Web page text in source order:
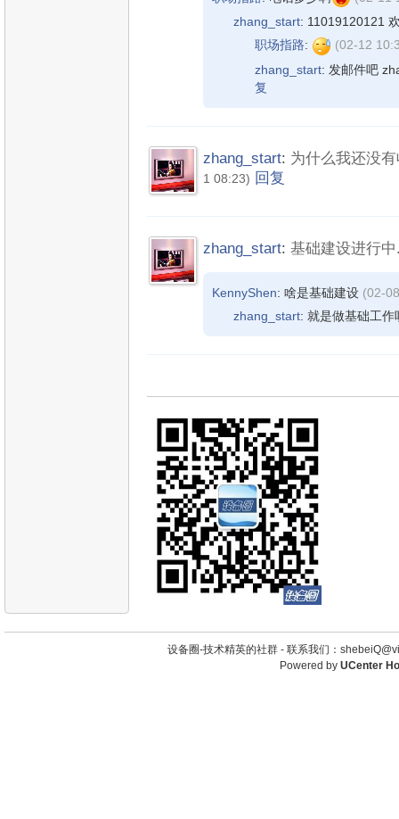
zhang_start: 11019120121
职场指路:
(02-12
zhang_start: 发邮件吧
复
zhang_start: 为什么我还没
1 08:23) 回复
zhang_start: 基础建设进行
KennyShen: 啥是基础建设 (02-
zhang_start: 就是做基础工
设备圈-技术精英的社群 - 联系我们：
Powered by UCenter